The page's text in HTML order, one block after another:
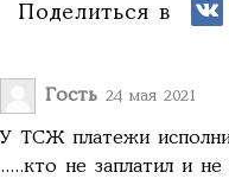
Поделиться в
Гость 24 мая 2021
У ТСЖ платежи
.....кто не заплатил и